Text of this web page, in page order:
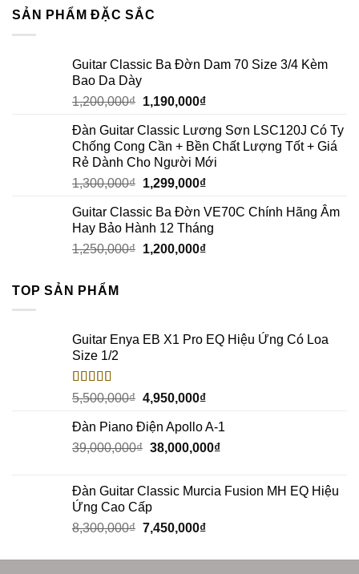
SẢN PHẨM ĐẶC SẮC
Guitar Classic Ba Đờn Dam 70 Size 3/4 Kèm
Bao Da Dày
1,200,000₫ 1,190,000₫
Đàn Guitar Classic Lương Sơn LSC120J Có Ty
Chống Cong Cần + Bền Chất Lượng Tốt + Giá
Rẻ Dành Cho Người Mới
1,300,000₫ 1,299,000₫
Guitar Classic Ba Đờn VE70C Chính Hãng Âm
Hay Bảo Hành 12 Tháng
1,250,000₫ 1,200,000₫
TOP SẢN PHẨM
Guitar Enya EB X1 Pro EQ Hiệu Ứng Có Loa
Size 1/2
Rated5.00
out of 5
5,500,000₫ 4,950,000₫
Đàn Piano Điện Apollo A-1
39,000,000₫ 38,000,000₫
Đàn Guitar Classic Murcia Fusion MH EQ Hiệu
Ứng Cao Cấp
8,300,000₫ 7,450,000₫